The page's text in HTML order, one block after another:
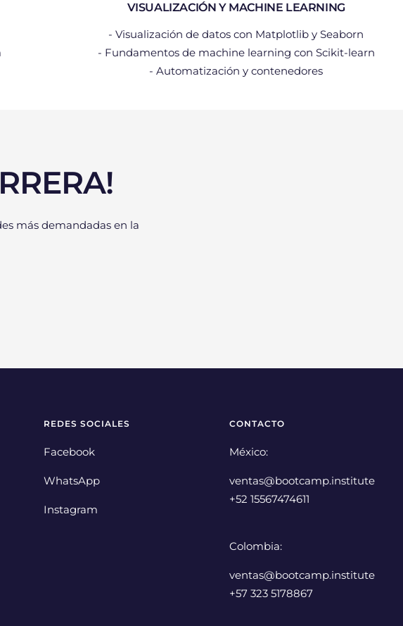
VISUALIZACIÓN Y MACHINE LEARNING
- Visualización de datos con Matplotlib y Seaborn
- Fundamentos de machine learning con Scikit-learn
- Automatización y contenedores
más demandadas en la
REDES SOCIALES
Facebook
WhatsApp
Instagram
CONTACTO
México:
ventas@bootcamp.institute
+52 15567474611
Colombia:
ventas@bootcamp.institute
+57 323 5178867